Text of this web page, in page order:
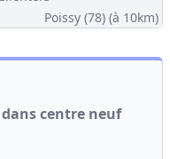
Poissy (78) (à 10km)
dans centre neuf